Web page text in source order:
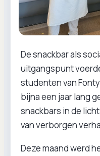
De snackbar als
uitgangspunt
studenten van
bijna een jaar lang
snackbars in de
van verborgen
Deze maand werd